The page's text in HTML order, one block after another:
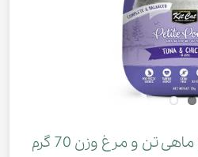
تن و مرغ وزن 70 گرم